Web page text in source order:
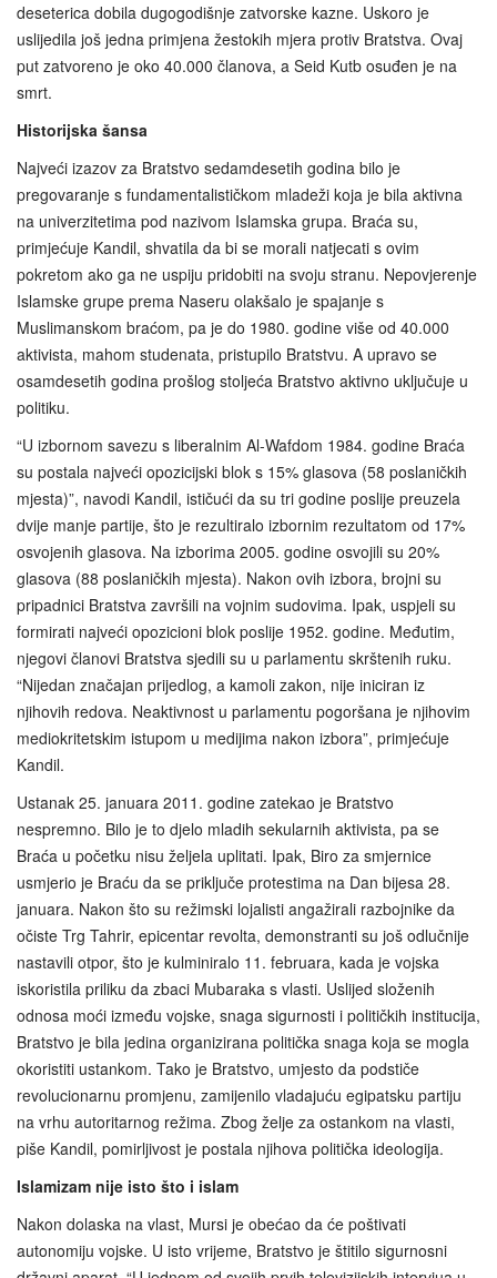
deseterica dobila dugogodišnje zatvorske kazne. Uskoro je
uslijedila još jedna primjena žestokih mjera protiv Bratstva. Ovaj
put zatvoreno je oko 40.000 članova, a Seid Kutb osuđen je na
smrt.
Historijska šansa
Najveći izazov za Bratstvo sedamdesetih godina bilo je
pregovaranje s fundamentalističkom mladeži koja je bila aktivna
na univerzitetima pod nazivom Islamska grupa. Braća su,
primjećuje Kandil, shvatila da bi se morali natjecati s ovim
pokretom ako ga ne uspiju pridobiti na svoju stranu. Nepovjerenje
Islamske grupe prema Naseru olakšalo je spajanje s
Muslimanskom braćom, pa je do 1980. godine više od 40.000
aktivista, mahom studenata, pristupilo Bratstvu. A upravo se
osamdesetih godina prošlog stoljeća Bratstvo aktivno uključuje u
politiku.
“U izbornom savezu s liberalnim Al-Wafdom 1984. godine Braća
su postala najveći opozicijski blok s 15% glasova (58 poslaničkih
mjesta)”, navodi Kandil, ističući da su tri godine poslije preuzela
dvije manje partije, što je rezultiralo izbornim rezultatom od 17%
osvojenih glasova. Na izborima 2005. godine osvojili su 20%
glasova (88 poslaničkih mjesta). Nakon ovih izbora, brojni su
pripadnici Bratstva završili na vojnim sudovima. Ipak, uspjeli su
formirati najveći opozicioni blok poslije 1952. godine. Međutim,
njegovi članovi Bratstva sjedili su u parlamentu skrštenih ruku.
“Nijedan značajan prijedlog, a kamoli zakon, nije iniciran iz
njihovih redova. Neaktivnost u parlamentu pogoršana je njihovim
mediokritetskim istupom u medijima nakon izbora”, primjećuje
Kandil.
Ustanak 25. januara 2011. godine zatekao je Bratstvo
nespremno. Bilo je to djelo mladih sekularnih aktivista, pa se
Braća u početku nisu željela uplitati. Ipak, Biro za smjernice
usmjerio je Braću da se priključe protestima na Dan bijesa 28.
januara. Nakon što su režimski lojalisti angažirali razbojnike da
očiste Trg Tahrir, epicentar revolta, demonstranti su još odlučnije
nastavili otpor, što je kulminiralo 11. februara, kada je vojska
iskoristila priliku da zbaci Mubaraka s vlasti. Uslijed složenih
odnosa moći između vojske, snaga sigurnosti i političkih institucija,
Bratstvo je bila jedina organizirana politička snaga koja se mogla
okoristiti ustankom. Tako je Bratstvo, umjesto da podstiče
revolucionarnu promjenu, zamijenilo vladajuću egipatsku partiju
na vrhu autoritarnog režima. Zbog želje za ostankom na vlasti,
piše Kandil, pomirljivost je postala njihova politička ideologija.
Islamizam nije isto što i islam
Nakon dolaska na vlast, Mursi je obećao da će poštivati
autonomiju vojske. U isto vrijeme, Bratstvo je štitilo sigurnosni